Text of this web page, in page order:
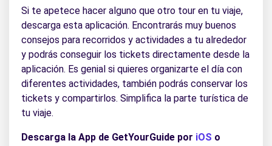
Si te apetece hacer alguno que otro tour en tu viaje,
descarga esta aplicación. Encontrarás muy buenos
consejos para recorridos y actividades a tu alrededor
y podrás conseguir los tickets directamente desde la
aplicación. Es genial si quieres organizarte el día con
diferentes actividades, también podrás conservar los
tickets y compartirlos. Simplifica la parte turística de
tu viaje.
Descarga la App de GetYourGuide por iOS o